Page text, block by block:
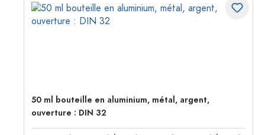
50 ml bouteille en aluminium, métal, argent,
ouverture : DIN 32